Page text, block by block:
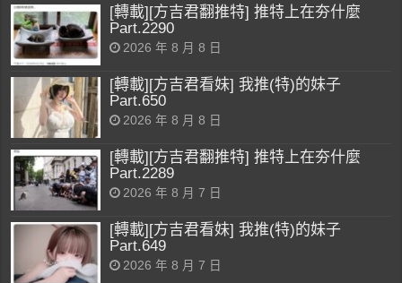
[轉載][方吉君翻推特] 推特上在夯什麼
Part.2290
2026 年 8 月 8 日
[轉載][方吉君看妹] 我推(特)的妹子
Part.650
2026 年 8 月 8 日
[轉載][方吉君翻推特] 推特上在夯什麼
Part.2289
2026 年 8 月 7 日
[轉載][方吉君看妹] 我推(特)的妹子
Part.649
2026 年 8 月 7 日